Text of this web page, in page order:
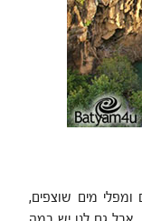
ומפלי מים שוצפים,